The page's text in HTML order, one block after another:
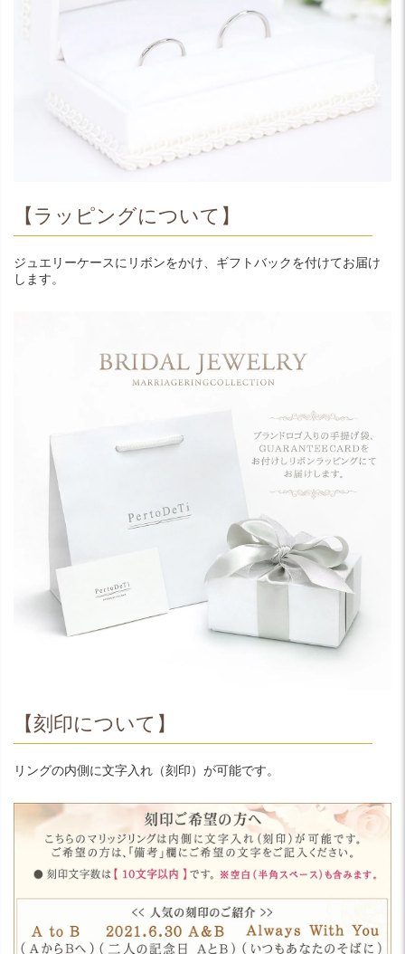
【ラッピングについて】
ジュエリーケースにリボンをかけ、ギフトバックを付けてお届け
します。
【刻印について】
リングの内側に文字入れ（刻印）が可能です。